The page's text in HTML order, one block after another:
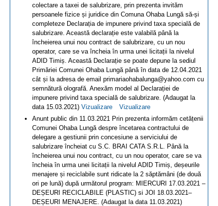
colectare a taxei de salubrizare, prin prezenta invităm
persoanele fizice și juridice din Comuna Ohaba Lungă să-și
completeze Declarația de impunere privind taxa specială de
salubrizare. Această declarație este valabilă până la
încheierea unui nou contract de salubrizare, cu un nou
operator, care se va încheia în urma unei licitații la nivelul
ADID Timiș. Această Declarație se poate depune la sediul
Primăriei Comunei Ohaba Lungă până în data de 12.04.2021
cât și la adresa de email primariaohabalunga@yahoo.com cu
semnătură olografă. Anexăm model al Declarației de
impunere privind taxa specială de salubrizare. (Adaugat la
data 15.03.2021) Vizualizare
Vizualizare
Anunt public din 11.03.2021 Prin prezenta informăm cetățenii
Comunei Ohaba Lungă despre încetarea contractului de
delegare a gestiunii prin concesiune a serviciului de
salubrizare încheiat cu S.C. BRAI CATA S.R.L. Până la
încheierea unui nou contract, cu un nou operator, care se va
încheia în urma unei licitații la nivelul ADID Timiș, deșeurile
menajere și reciclabile sunt ridicate la 2 săptămâni (de două
ori pe lună) după următorul program: MIERCURI 17.03.2021 –
DEȘEURI RECICLABILE (PLASTIC) si JOI 18.03.2021–
DEȘEURI MENAJERE. (Adaugat la data 11.03.2021)